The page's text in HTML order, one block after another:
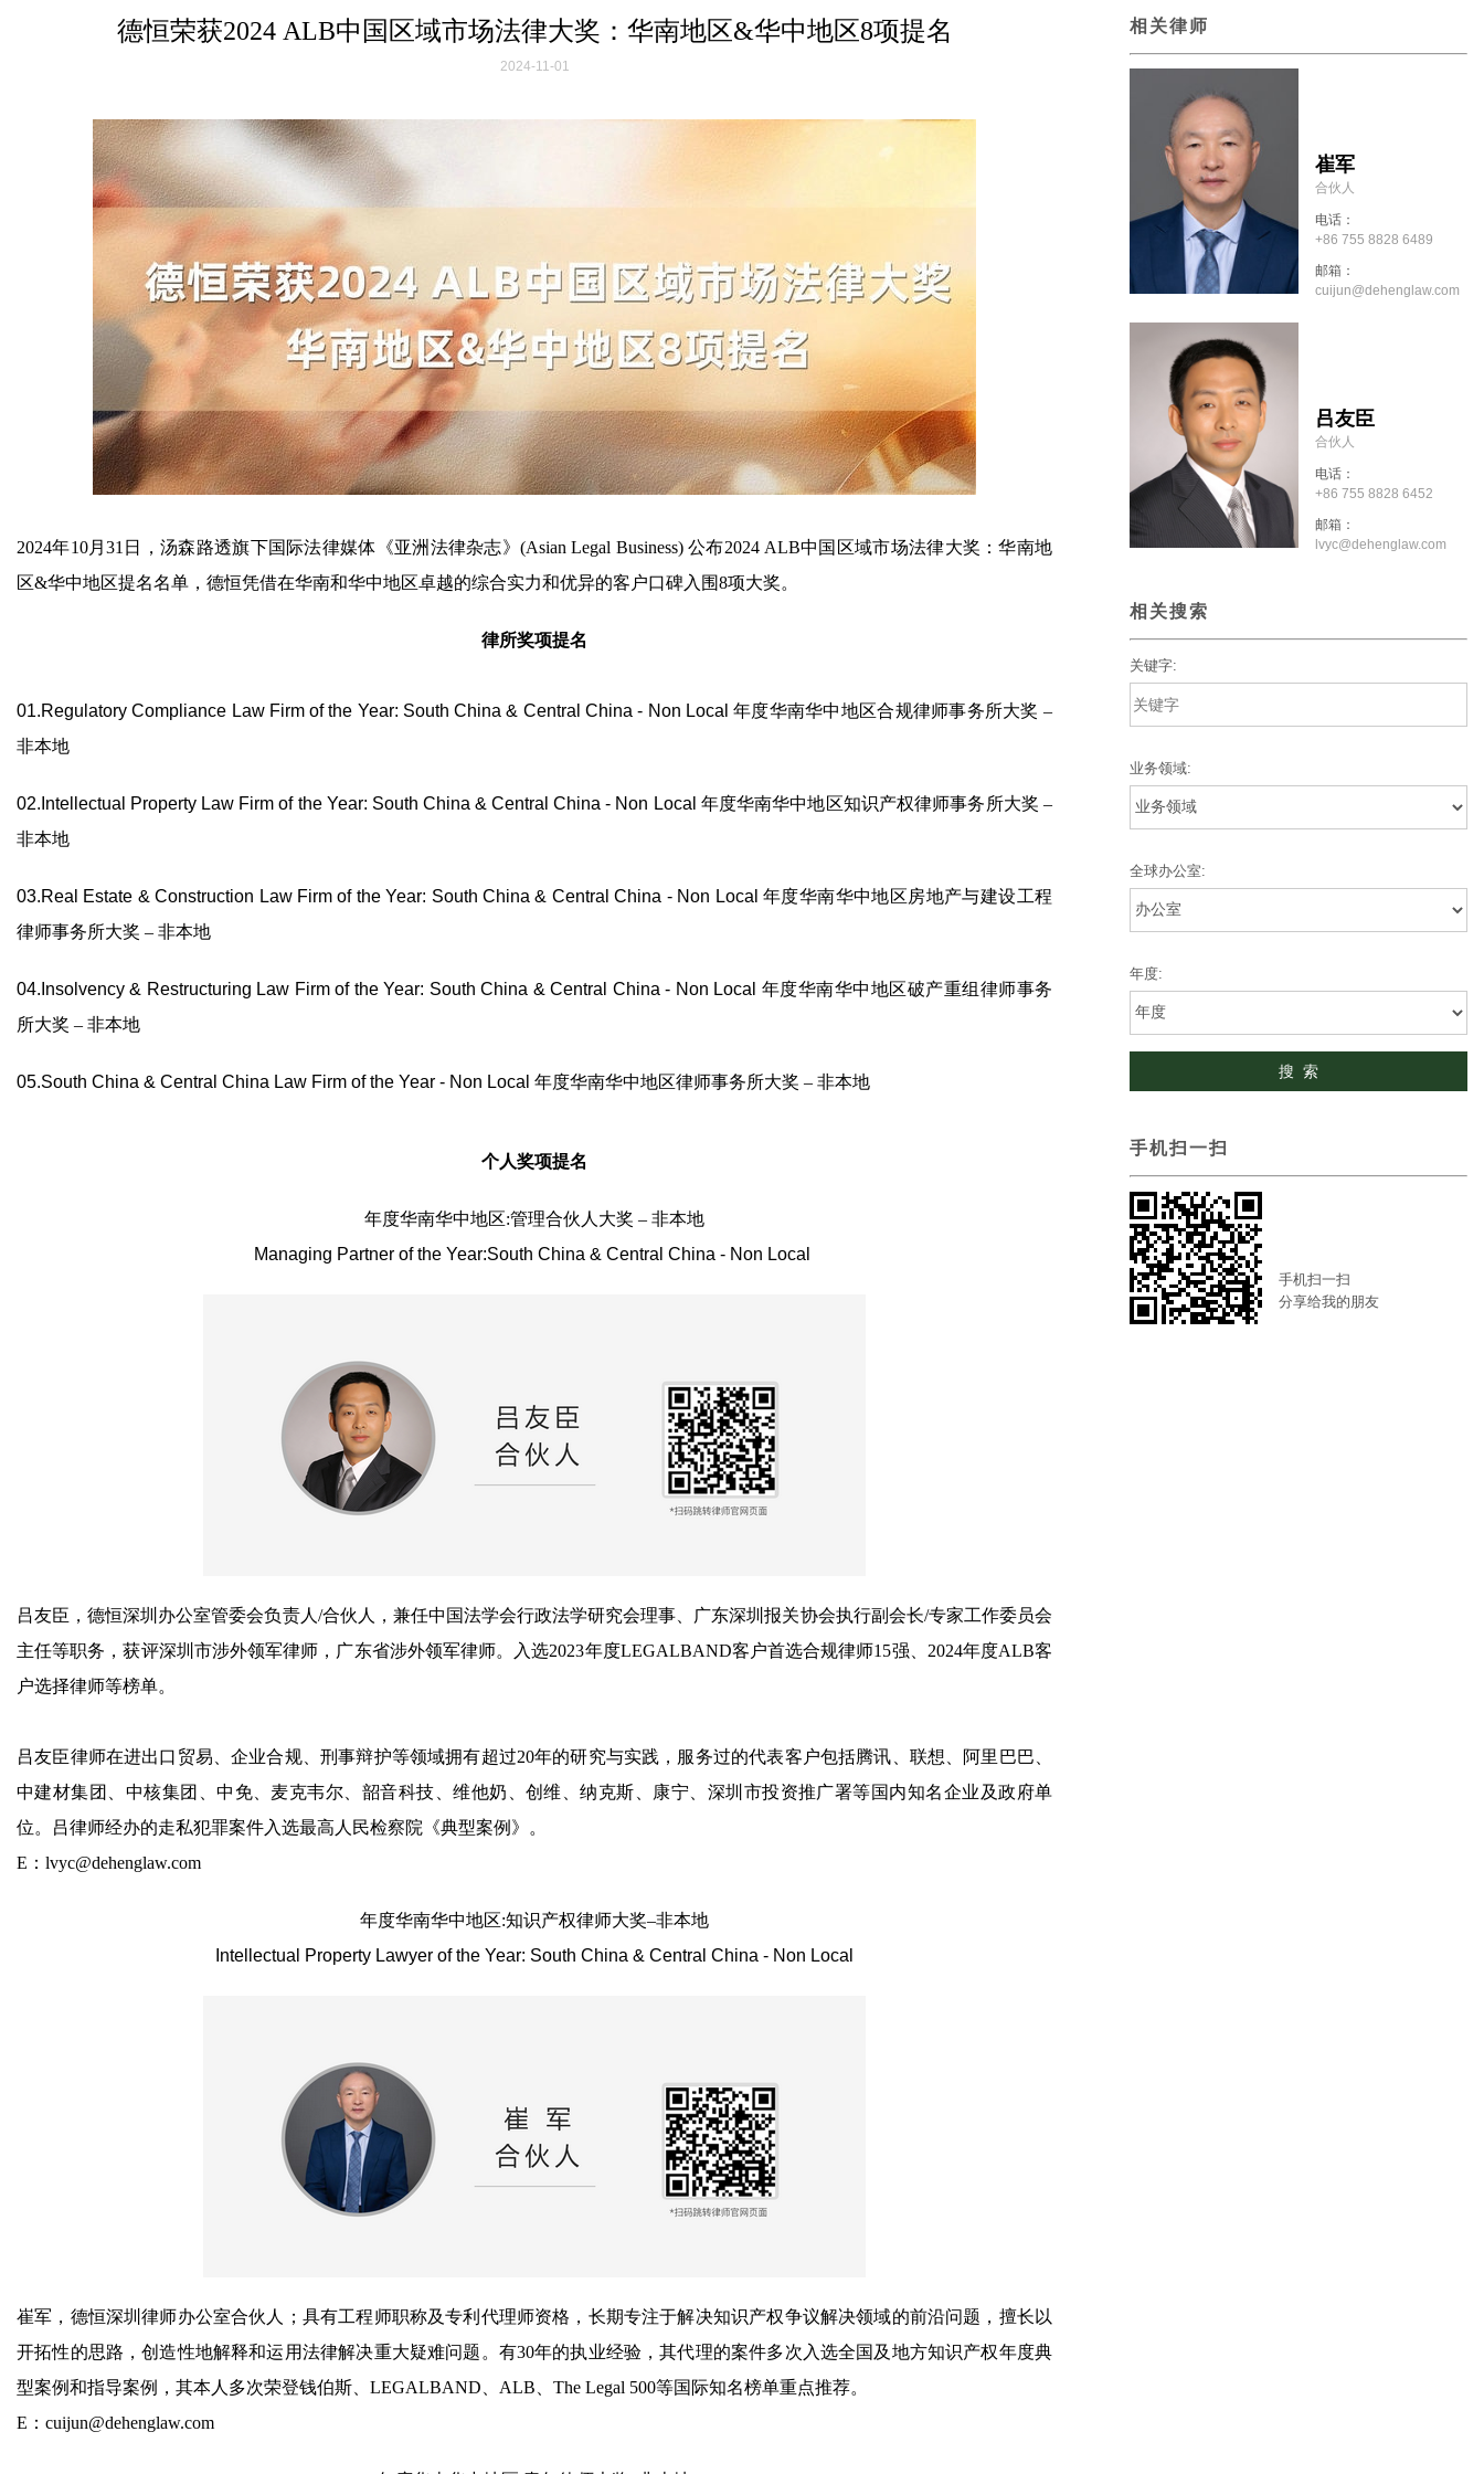
德恒荣获2024 ALB中国区域市场法律大奖：华南地区&华中地区8项提名
2024-11-01
2024年10月31日，汤森路透旗下国际法律媒体《亚洲法律杂志》(Asian Legal Business) 公布2024 ALB中国区域市场法律大奖：华南地
区&华中地区提名名单，德恒凭借在华南和华中地区卓越的综合实力和优异的客户口碑入围8项大奖。
律所奖项提名
01.Regulatory Compliance Law Firm of the Year: South China & Central China - Non Local 年度华南华中地区合规律师事务所大奖 –
非本地
02.Intellectual Property Law Firm of the Year: South China & Central China - Non Local 年度华南华中地区知识产权律师事务所大奖 –
非本地
03.Real Estate & Construction Law Firm of the Year: South China & Central China - Non Local 年度华南华中地区房地产与建设工程
律师事务所大奖 – 非本地
04.Insolvency & Restructuring Law Firm of the Year: South China & Central China - Non Local 年度华南华中地区破产重组律师事务
所大奖 – 非本地
05.South China & Central China Law Firm of the Year - Non Local 年度华南华中地区律师事务所大奖 – 非本地
个人奖项提名
年度华南华中地区:管理合伙人大奖 – 非本地
Managing Partner of the Year:South China & Central China - Non Local
吕友臣，德恒深圳办公室管委会负责人/合伙人，兼任中国法学会行政法学研究会理事、广东深圳报关协会执行副会长/专家工作委员会
主任等职务，获评深圳市涉外领军律师，广东省涉外领军律师。入选2023年度LEGALBAND客户首选合规律师15强、2024年度ALB客
户选择律师等榜单。
吕友臣律师在进出口贸易、企业合规、刑事辩护等领域拥有超过20年的研究与实践，服务过的代表客户包括腾讯、联想、阿里巴巴、
中建材集团、中核集团、中免、麦克韦尔、韶音科技、维他奶、创维、纳克斯、康宁、深圳市投资推广署等国内知名企业及政府单
位。吕律师经办的走私犯罪案件入选最高人民检察院《典型案例》。
E：lvyc@dehenglaw.com
年度华南华中地区:知识产权律师大奖–非本地
Intellectual Property Lawyer of the Year: South China & Central China - Non Local
崔军，德恒深圳律师办公室合伙人；具有工程师职称及专利代理师资格，长期专注于解决知识产权争议解决领域的前沿问题，擅长以
开拓性的思路，创造性地解释和运用法律解决重大疑难问题。有30年的执业经验，其代理的案件多次入选全国及地方知识产权年度典
型案例和指导案例，其本人多次荣登钱伯斯、LEGALBAND、ALB、The Legal 500等国际知名榜单重点推荐。
E：cuijun@dehenglaw.com
相关律师
崔军
合伙人
电话：
+86 755 8828 6489
邮箱：
cuijun@dehenglaw.com
吕友臣
合伙人
电话：
+86 755 8828 6452
邮箱：
lvyc@dehenglaw.com
相关搜索
关键字:
业务领域:
全球办公室:
年度:
手机扫一扫
手机扫一扫
分享给我的朋友